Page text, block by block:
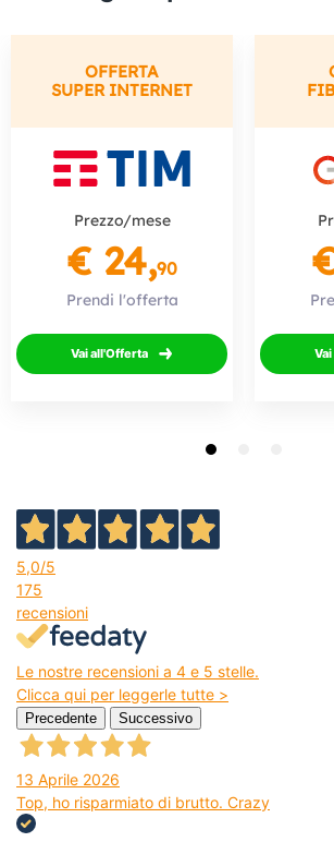
OFFERTA
SUPER INTERNET
Prezzo/mese
€ 24,90
Prendi l'offerta
Vai all'Offerta
5,0/5
175
recensioni
Le nostre recensioni a 4 e 5 stelle.
Clicca qui per leggerle tutte >
Precedente Successivo
13 Aprile 2026
Top, ho risparmiato di brutto. Crazy